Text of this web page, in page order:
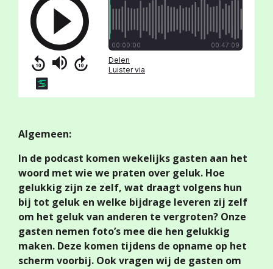
Algemeen:
In de podcast komen wekelijks gasten aan het
woord met wie we praten over geluk. Hoe
gelukkig zijn ze zelf, wat draagt volgens hun
bij tot geluk en welke bijdrage leveren zij zelf
om het geluk van anderen te vergroten? Onze
gasten nemen foto’s mee die hen gelukkig
maken. Deze komen tijdens de opname op het
scherm voorbij. Ook vragen wij de gasten om